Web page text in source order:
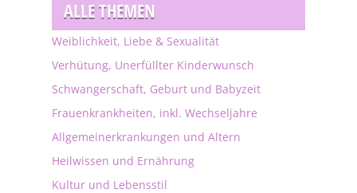
ALLE THEMEN
Weiblichkeit, Liebe & Sexualität
Verhütung, Unerfüllter Kinderwunsch
Schwangerschaft, Geburt und Babyzeit
Frauenkrankheiten, inkl. Wechseljahre
Allgemeinerkrankungen und Altern
Heilwissen und Ernährung
Kultur und Lebensstil